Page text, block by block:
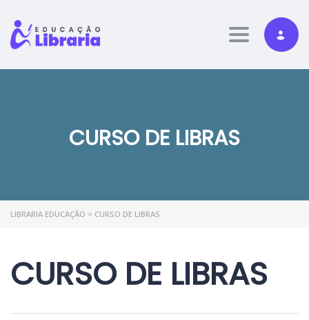
Toggle
CURSO DE LIBRAS
LIBRARIA EDUCAÇÃO > CURSO DE LIBRAS
CURSO DE LIBRAS